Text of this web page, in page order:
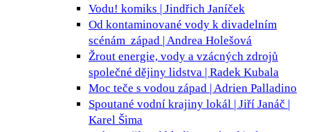
Vodu! komiks | Jindřich Janíček
Od kontaminované vody k divadelním
scénám západ | Andrea Holešová
Žrout energie, vody a vzácných zdrojů
společné dějiny lidstva | Radek Kubala
Moc teče s vodou západ | Adrien Palladino
Spoutané vodní krajiny lokál | Jiří Janáč |
Karel Šima